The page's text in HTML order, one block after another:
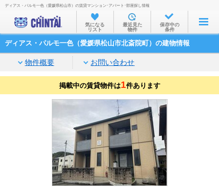
お部屋を探す
沿線・駅から
家賃相場から
通勤通学時間から
物件特集から
不動産会社から
ディアス・パルモ一色（愛媛県松山市）の賃貸マンション･アパート･部屋探し情報
気になる
リスト
最近見た
物件
保存中の
条件
ディアス・パルモ一色（愛媛県松山市北斎院町）の建物情報
物件概要 お問い合わせ
掲載中の賃貸物件は1件あります